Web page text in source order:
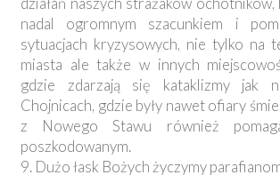
nadal ogromnym szacunkiem i
sytuacjach kryzysowych, nie tylko na
miasta ale także w innych
gdzie zdarzają się kataklizmy jak
Chojnicach, gdzie były nawet ofiary
z Nowego Stawu również
poszkodowanym.
9. Dużo łask Bożych życzymy